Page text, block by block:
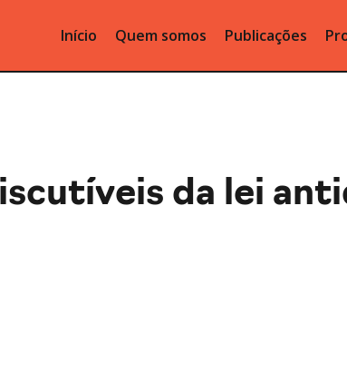
Início Quem somos Publicações
da lei